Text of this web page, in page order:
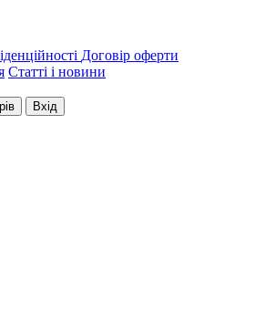
Договір оферти
Статті і новини
Вхід